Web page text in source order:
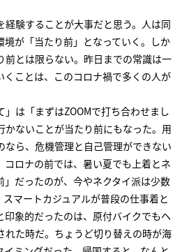
経験することが大事だと思う。人は同
境が「当たり前」となっていく。しか
前とは限らない。昨日までの常識は一
くことは、このコロナ禍で多くの人が
」は「まずはZOOMで打ち合わせまし
かないことが当たり前にもなった。用
なら、危機管理と自己管理ができない
コロナの前では、暑い夏でも上着とネ
」だったのが、今やネクタイ派は少数
マートカジュアルが普段の仕事着と
印象的だったのは、原付バイクでもヘ
れた時だ。ちょうど切り替えの時が海